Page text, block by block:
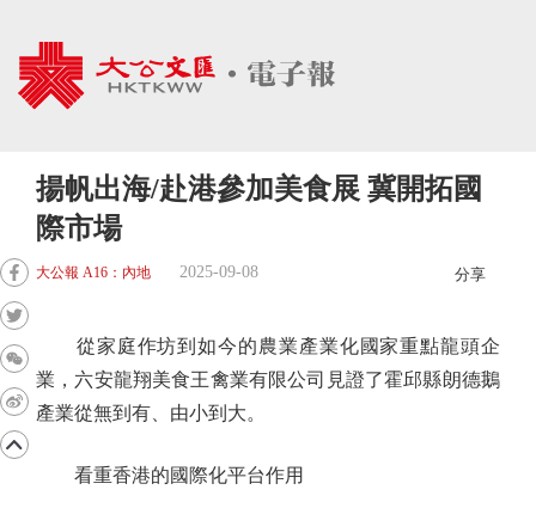
揚帆出海/赴港參加美食展 冀開拓國
際市場
大公報 A16：內地 2025-09-08 分享
從家庭作坊到如今的農業產業化國家重點龍頭企
業，六安龍翔美食王禽業有限公司見證了霍邱縣朗德鵝
產業從無到有、由小到大。
看重香港的國際化平台作用